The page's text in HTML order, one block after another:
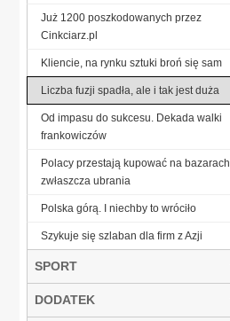
Już 1200 poszkodowanych przez
Cinkciarz.pl
Kliencie, na rynku sztuki broń się sam
Liczba fuzji spadła, ale i tak jest duża
Od impasu do sukcesu. Dekada walki
frankowiczów
Polacy przestają kupować na bazarach,
zwłaszcza ubrania
Polska górą. I niechby to wróciło
Szykuje się szlaban dla firm z Azji
SPORT
DODATEK